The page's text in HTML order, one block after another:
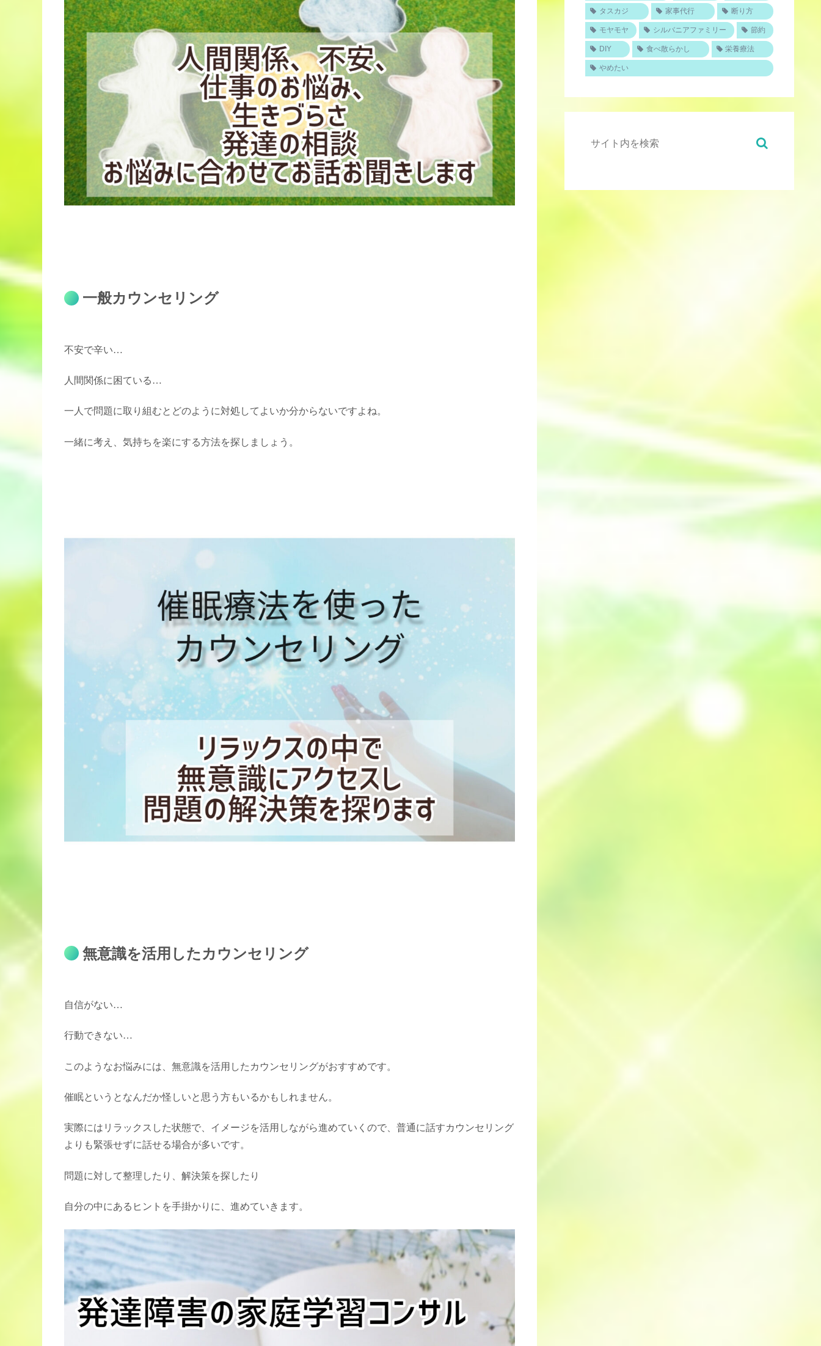
一般カウンセリング
不安で辛い…
人間関係に困ている…
一人で問題に取り組むとどのように対処してよいか分からないですよね。
一緒に考え、気持ちを楽にする方法を探しましょう。
無意識を活用したカウンセリング
自信がない…
行動できない…
このようなお悩みには、無意識を活用したカウンセリングがおすすめです。
催眠というとなんだか怪しいと思う方もいるかもしれません。
実際にはリラックスした状態で、イメージを活用しながら進めていくので、普通に話すカウンセリング
よりも緊張せずに話せる場合が多いです。
問題に対して整理したり、解決策を探したり
自分の中にあるヒントを手掛かりに、進めていきます。
タスカジ 家事代行 断り方
モヤモヤ シルバニアファミリー 節約
DIY 食べ散らかし 栄養療法
やめたい